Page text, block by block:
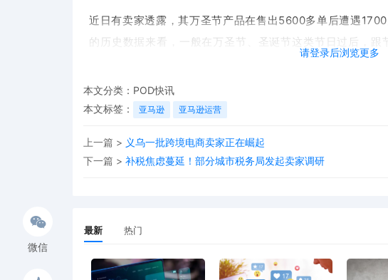
请登录后浏览更多
近日有卖家透露，其万圣节产品在售出5600多单后遭遇
的历史数据来看，一般在万圣节、圣诞节这类节日过后，跟
微信
本文分类： POD快讯
本文标签：
亚马逊 亚马逊运营
上一篇 > 义乌一批跨境电商卖家正在崛起
下一篇 > 补税焦虑蔓延！部分城市税务局发起卖家调研
最新 热门